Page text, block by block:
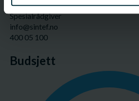
Stiftelsen SINTEF
Spesialrådgiver
info@sintef.no
400 05 100
Budsjett